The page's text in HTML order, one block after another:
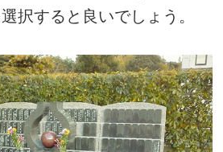
択すると良いでしょう。